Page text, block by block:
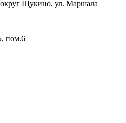
Щукино, ул. Маршала
пом.6